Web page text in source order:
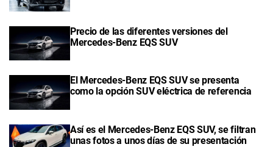
Precio de las diferentes versiones del
Mercedes-Benz EQS SUV
El Mercedes-Benz EQS SUV se presenta
como la opción SUV eléctrica de referencia
Así es el Mercedes-Benz EQS SUV, se filtran
unas fotos a unos días de su presentación